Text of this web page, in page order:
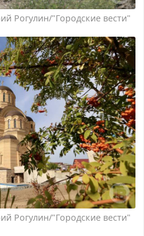
Рогулин/"Городские вести"
Рогулин/"Городские вести"